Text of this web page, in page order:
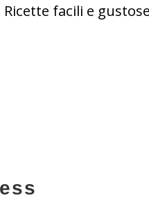
facili e